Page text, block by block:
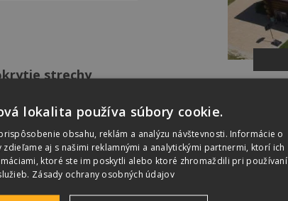
strechy
lokalita používa súbory cookie.
obsahu, reklám a analýzu návštevnosti. Informácie o
aj s našimi reklamnými a analytickými partnermi, ktorí ich
ktoré ste im poskytli alebo ktoré zhromaždili pri používaní
Zásady ochrany osobných údajov